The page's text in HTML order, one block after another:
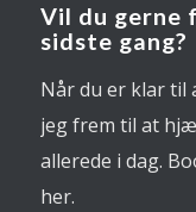
Vil du
sidste gang?
Når du er klar til
jeg frem til at
allerede i dag.
her.